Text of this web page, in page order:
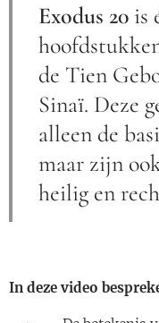
Exodus 20 is
de Tien
Sinaï. Deze
alleen de
maar zijn
heilig en
In deze video